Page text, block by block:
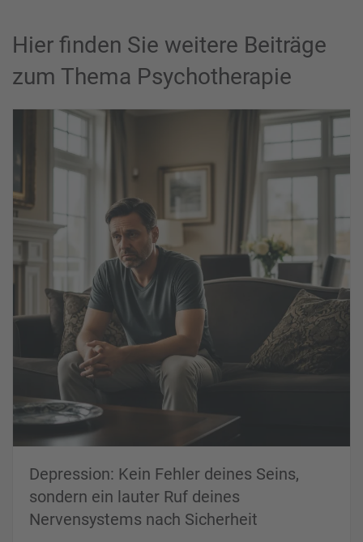
Hier finden Sie weitere Beiträge
zum Thema Psychotherapie
Depression: Kein Fehler deines Seins,
sondern ein lauter Ruf deines
Nervensystems nach Sicherheit